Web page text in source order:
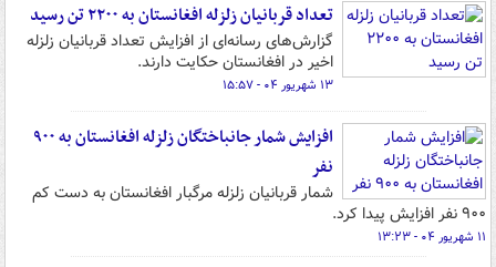
تعداد قربانیان زلزله افغانستان به ۲۲۰۰ تن رسید
گزارش‌های رسانه‌ای از افزایش تعداد قربانیان زلزله
اخیر در افغانستان حکایت دارند.
۱۳ شهریور ۰۴ - ۱۵:۵۷
افزایش شمار جانباختگان زلزله افغانستان به ۹۰۰
نفر
شمار قربانیان زلزله مرگبار افغانستان به دست کم
۹۰۰ نفر افزایش پیدا کرد.
۱۱ شهریور ۰۴ - ۱۳:۲۳